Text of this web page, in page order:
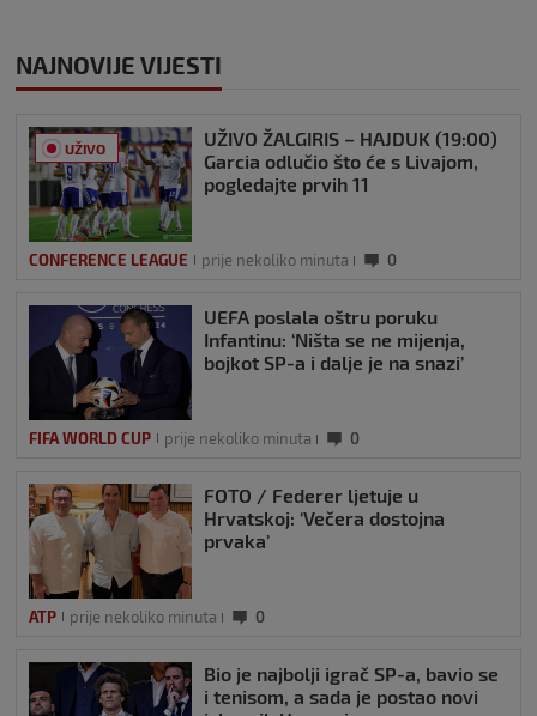
NAJNOVIJE VIJESTI
UŽIVO
UŽIVO ŽALGIRIS – HAJDUK (19:00)
Garcia odlučio što će s Livajom,
pogledajte prvih 11
CONFERENCE LEAGUE prije nekoliko minuta 0
UEFA poslala oštru poruku
Infantinu: ‘Ništa se ne mijenja,
bojkot SP-a i dalje je na snazi’
FIFA WORLD CUP prije nekoliko minuta 0
FOTO / Federer ljetuje u
Hrvatskoj: ‘Večera dostojna
prvaka’
ATP prije nekoliko minuta 0
Bio je najbolji igrač SP-a, bavio se
i tenisom, a sada je postao novi